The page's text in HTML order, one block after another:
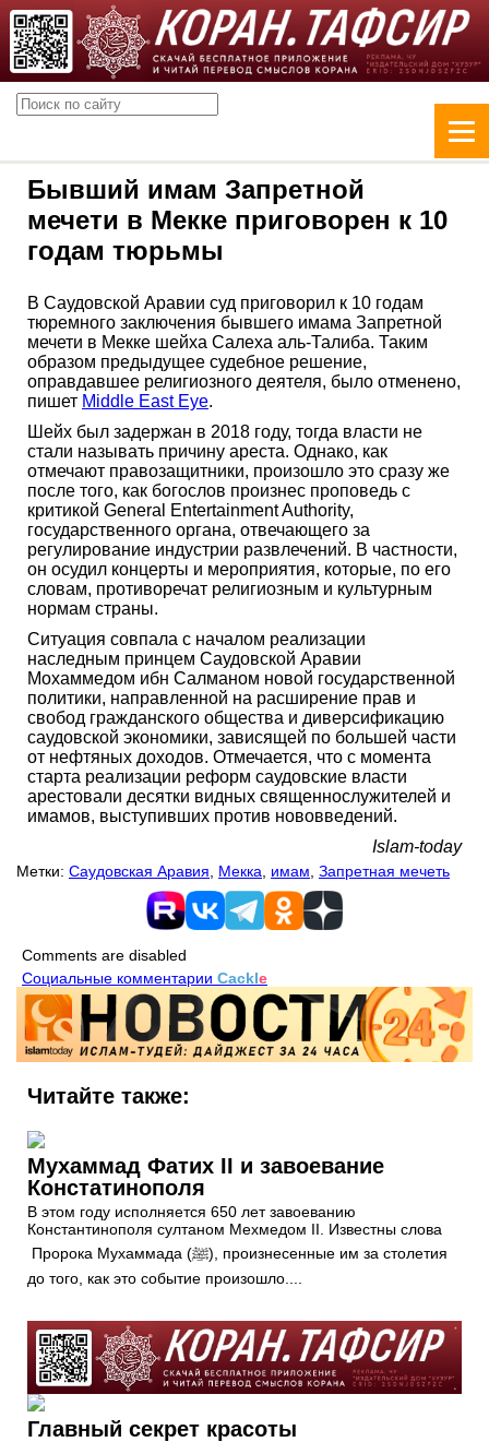
Бывший имам Запретной
мечети в Мекке приговорен к 10
годам тюрьмы
В Саудовской Аравии суд приговорил к 10 годам
тюремного заключения бывшего имама Запретной
мечети в Мекке шейха Салеха аль-Талиба. Таким
образом предыдущее судебное решение,
оправдавшее религиозного деятеля, было отменено,
пишет Middle East Eye.
Шейх был задержан в 2018 году, тогда власти не
стали называть причину ареста. Однако, как
отмечают правозащитники, произошло это сразу же
после того, как богослов произнес проповедь с
критикой General Entertainment Authority,
государственного органа, отвечающего за
регулирование индустрии развлечений. В частности,
он осудил концерты и мероприятия, которые, по его
словам, противоречат религиозным и культурным
нормам страны.
Ситуация совпала с началом реализации
наследным принцем Саудовской Аравии
Мохаммедом ибн Салманом новой государственной
политики, направленной на расширение прав и
свобод гражданского общества и диверсификацию
саудовской экономики, зависящей по большей части
от нефтяных доходов. Отмечается, что с момента
старта реализации реформ саудовские власти
арестовали десятки видных священнослужителей и
имамов, выступивших против нововведений.
Islam-today
Метки: Саудовская Аравия Мекка имам Запретная мечеть
Comments are disabled
Социальные комментарии Cackle
Читайте также:
Мухаммад Фатих II и завоевание
Констатинополя
В этом году исполняется 650 лет завоеванию
Константинополя султаном Мехмедом II. Известны слова
Пророка Мухаммада (ﷺ), произнесенные им за столетия
до того, как это событие произошло....
Главный секрет красоты